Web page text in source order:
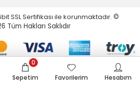
SSL Sertifikası ile korunmaktadır. ©
Tüm Hakları Saklıdır
Sepetim
0
Favorilerim
Hesabım